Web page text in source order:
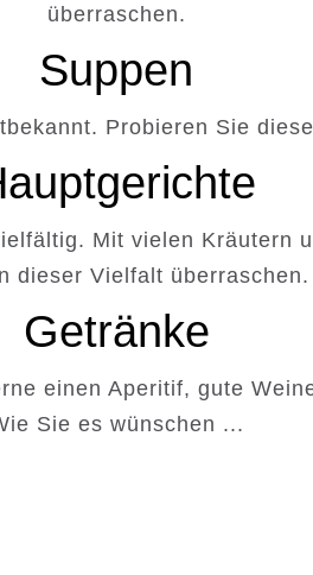
überraschen.
Suppen
Probieren Sie
Mit vielen Kräutern
dieser Vielfalt überraschen.
Getränke
einen Aperitif, gute
Sie es wünschen ...